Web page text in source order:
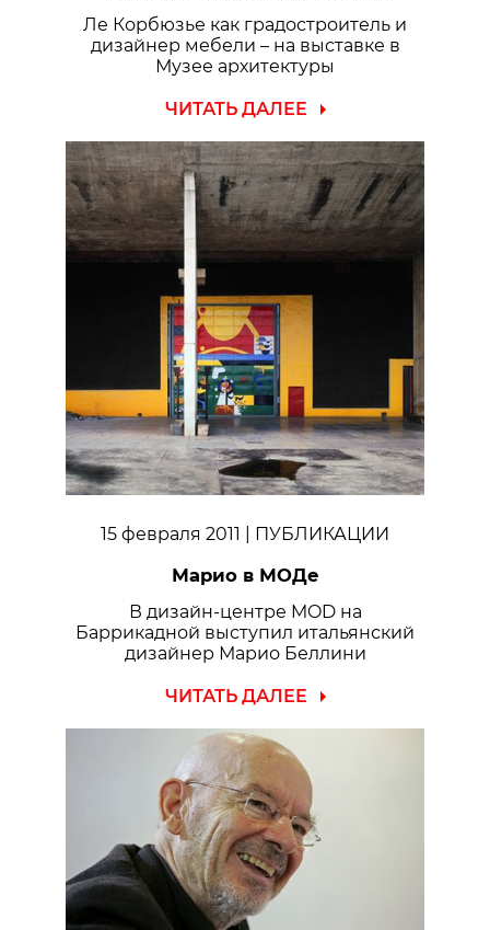
Ле Корбюзье как градостроитель и
дизайнер мебели – на выставке в
Музее архитектуры
ЧИТАТЬ ДАЛЕЕ
15 февраля 2011 | ПУБЛИКАЦИИ
Марио в МОДе
В дизайн-центре MOD на
Баррикадной выступил итальянский
дизайнер Марио Беллини
ЧИТАТЬ ДАЛЕЕ